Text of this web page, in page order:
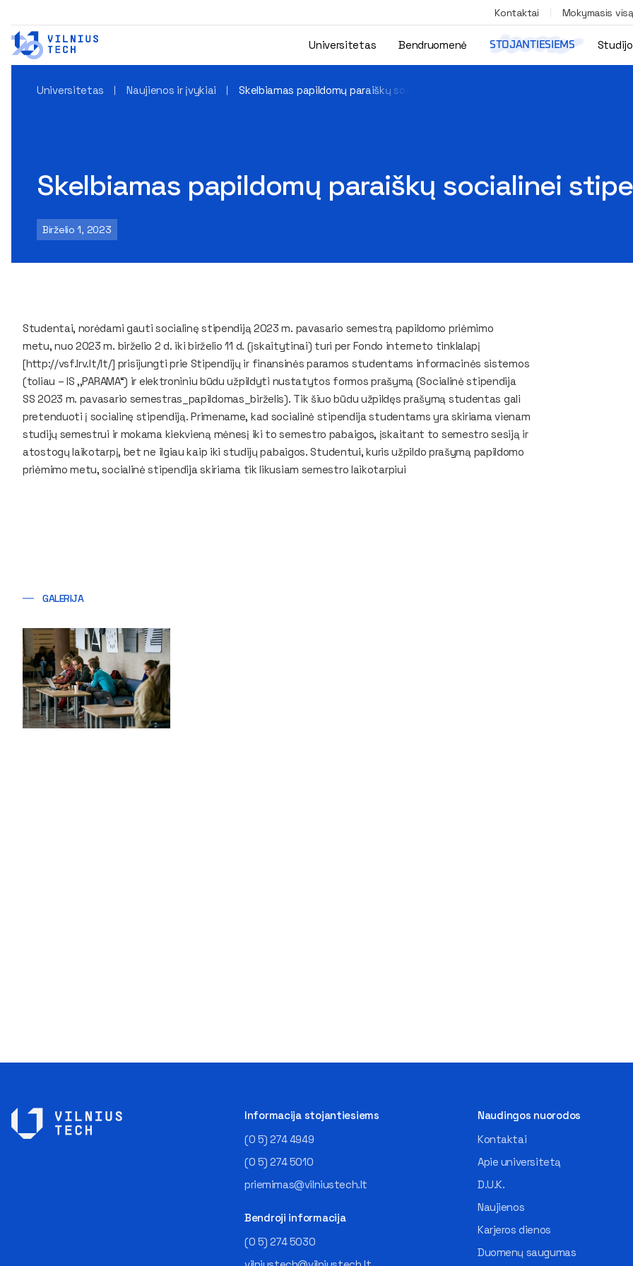
Kontaktai Mokymasis
Universitetas Bendruomenė STOJANTIESIEMS
Universitetas Naujienos ir įvykiai Skelbiamas papildomų paraiškų socialinei stipendijai gauti priėmimas
Skelbiamas papildomų paraiškų socialinei
Birželio 1, 2023
Studentai, norėdami gauti socialinę stipendiją 2023 m. pavasario semestrą papildomo priėmimo
metu, nuo 2023 m. birželio 2 d. iki birželio 11 d. (įskaitytinai) turi per Fondo interneto tinklalapį
[http://vsf.lrv.lt/lt/] prisijungti prie Stipendijų ir finansinės paramos studentams informacinės sistemos
(toliau – IS ,,PARAMA“) ir elektroniniu būdu užpildyti nustatytos formos prašymą (Socialinė stipendija
SS 2023 m. pavasario semestras_papildomas_birželis). Tik šiuo būdu užpildęs prašymą studentas gali
pretenduoti į socialinę stipendiją. Primename, kad socialinė stipendija studentams yra skiriama vienam
studijų semestrui ir mokama kiekvieną mėnesį iki to semestro pabaigos, įskaitant to semestro sesiją ir
atostogų laikotarpį, bet ne ilgiau kaip iki studijų pabaigos. Studentui, kuris užpildo prašymą papildomo
priėmimo metu, socialinė stipendija skiriama tik likusiam semestro laikotarpiui
GALERIJA
Informacija stojantiesiems
(0 5) 274 4949
(0 5) 274 5010
priemimas@vilniustech.lt
Bendroji informacija
(0 5) 274 5030
Naudingos nuorodos
Kontaktai
Apie universitetą
D.U.K.
Naujienos
Karjeros dienos
Duomenų saugumas